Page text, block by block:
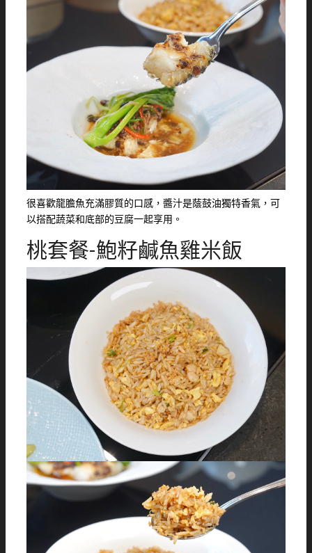
很喜歡龍膽魚充滿膠質的口感，醬汁是蔭鼓油獨特香氣，可
以搭配蔬菜和底部的豆腐一起享用。
桃套餐-鮑籽鹹魚雞米飯